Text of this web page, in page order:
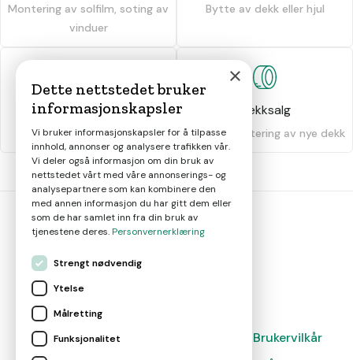
Montering av solfilm, soting av
vinduer
Bytte av dekk eller hjul
Dekkhotell
Oppbevaring av dekk
Dekksalg
Salg og montering av nye dekk
smart
Magasin Nyheter
Brukervilkår
×
Dette nettstedet bruker
informasjonskapsler
Vi bruker informasjonskapsler for å tilpasse
innhold, annonser og analysere trafikken vår.
Vi deler også informasjon om din bruk av
nettstedet vårt med våre annonserings- og
analysepartnere som kan kombinere den
med annen informasjon du har gitt dem eller
som de har samlet inn fra din bruk av
tjenestene deres.Personvernerklæring
Strengt nødvendig
Ytelse
Målretting
Funksjonalitet